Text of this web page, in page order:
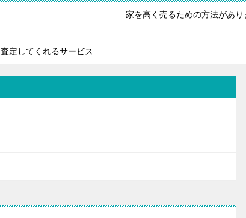
家を高く売るための方法があ
定してくれるサービス